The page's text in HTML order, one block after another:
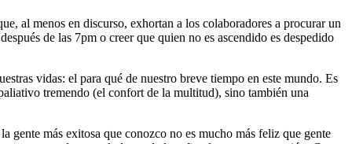
al menos en discurso, exhortan a los colaboradores a procurar un
de las 7pm o creer que quien no es ascendido es despedido
vidas: el para qué de nuestro breve tiempo en este mundo. Es
tremendo (el confort de la multitud), sino también una
gente más exitosa que conozco no es mucho más feliz que gente